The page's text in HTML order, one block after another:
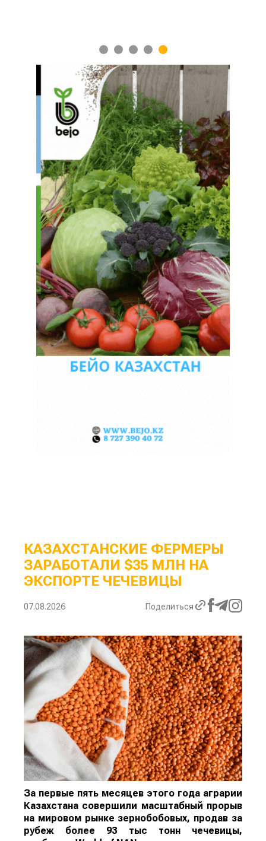
1 2 3 4 5
КАЗАХСТАНСКИЕ ФЕРМЕРЫ
ЗАРАБОТАЛИ $35 МЛН НА
ЭКСПОРТЕ ЧЕЧЕВИЦЫ
07.08.2026 Поделиться
За первые пять месяцев этого года аграрии
Казахстана совершили масштабный прорыв
на мировом рынке зернобобовых, продав за
рубеж более 93 тыс тонн чечевицы,